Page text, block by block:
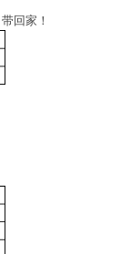
回家！